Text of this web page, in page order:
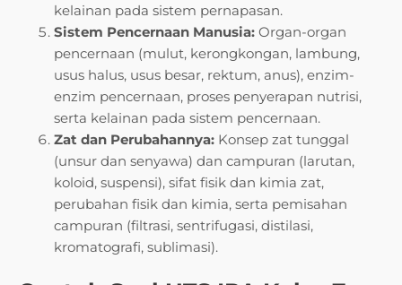
kelainan pada sistem pernapasan.
Sistem Pencernaan Manusia: Organ-organ
pencernaan (mulut, kerongkongan, lambung,
usus halus, usus besar, rektum, anus), enzim-
enzim pencernaan, proses penyerapan nutrisi,
serta kelainan pada sistem pencernaan.
Zat dan Perubahannya: Konsep zat tunggal
(unsur dan senyawa) dan campuran (larutan,
koloid, suspensi), sifat fisik dan kimia zat,
perubahan fisik dan kimia, serta pemisahan
campuran (filtrasi, sentrifugasi, distilasi,
kromatografi, sublimasi).